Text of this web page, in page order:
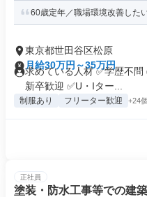
60歳定年／職場環境改善した
東京都世田谷区松原
月給30万円～35万円
求めている人材 ✅学歴不問
新卒歓迎 ✅U・Iター...
制服あり フリーター歓迎 +24個
正社員
塗装・防水工事等での建